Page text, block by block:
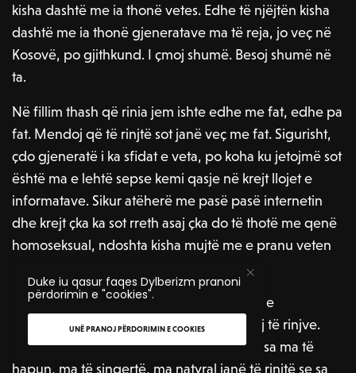
kisha dashtë me ia thonë vetes. Edhe të njëjtën kisha
dashtë me ia thonë gjeneratave ma të reja, jo veç në
Kosovë, po gjithkund. I çmoj shumë. Besoj shumë në
ta.
Në fillim thash që rinia jem ishte edhe me fat, edhe pa
fat. Mendoj që të rinjtë sot janë veç me fat. Sigurisht,
çdo gjeneratë i ka sfidat e veta, po koha ku jetojmë sot
është ma e lehtë sepse kemi qasje në krejt llojet e
informatave. Sikur atëherë me pasë pasë internetin
dhe krejt çka ka sot rreth asaj çka do të thotë me qenë
homoseksual, ndoshta kisha mujtë me e pranu veten
Gjeneratat e reja e kanë edhe përkrahjen e
gjeneratave ma të vjetra si e imja. U besoj të rinjve.
Shpesh, kur vij në Kosovë, befasohem se sa ma të
hapun, ma të sinqertë, ma natyral janë të rinjtë se sa
Duke iu qasur faqes Dylberizm pranoni
përdorimin e "cookies".
UNË PRANOJ PËRDORIMIN E COOKIES